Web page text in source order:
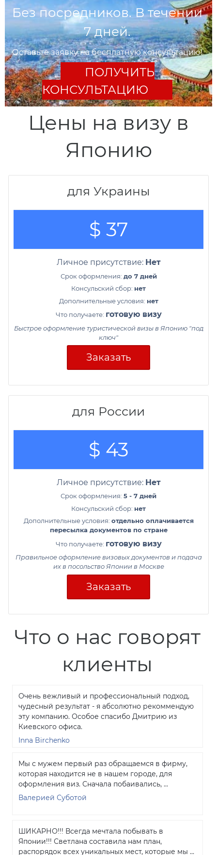
Без посредников. В течении
7 дней.
Оставьте заявку на бесплатную консультацию!
ПОЛУЧИТЬ
КОНСУЛЬТАЦИЮ
Цены на визу в
Японию
для Украины
$ 37
Личное присутствие: Нет
Срок оформления: до 7 дней
Консульский сбор: нет
Дополнительные условия: нет
Что получаете: готовую визу
Быстрое оформление туристической визы в Японию "под
ключ"
Заказать
для России
$ 43
Личное присутствие: Нет
Срок оформления: 5 - 7 дней
Консульский сбор: нет
Дополнительные условия: отдельно оплачивается
пересылка документов по стране
Что получаете: готовую визу
Правильное оформление визовых документов и подача
их в посольство Японии в Москве
Заказать
Что о нас говорят
клиенты
Очень вежливый и профессиональный подход,
чудесный результат - я абсолютно рекоммендую
эту компанию. Особое спасибо Дмитрию из
Киевского офиса.
Inna Birchenko
Мы с мужем первый раз обращаемся в фирму,
которая находится не в нашем городе, для
оформления виз. Сначала побаивались, ...
Валерией Суботой
ШИКАРНО!!! Всегда мечтала побывать в
Японии!!! Светлана составила нам план,
распорядок всех уникальных мест, которые мы ...